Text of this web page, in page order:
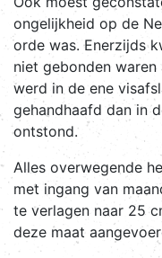
ongelijkheid op de
orde was. Enerzijds
niet gebonden
werd in de ene
gehandhaafd dan in
ontstond.
Alles overwegende
met ingang van
te verlagen naar 25
deze maat